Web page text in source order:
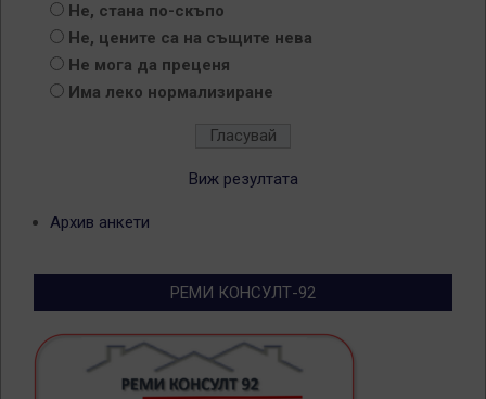
Не, стана по-скъпо
Не, цените са на същите нева
Не мога да преценя
Има леко нормализиране
Виж резултата
Архив анкети
РЕМИ КОНСУЛТ-92